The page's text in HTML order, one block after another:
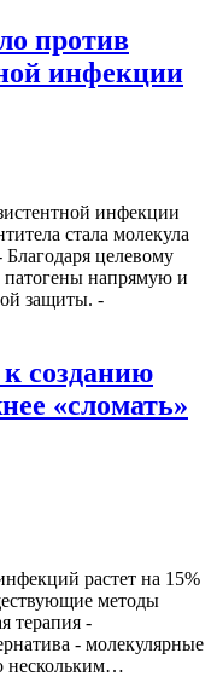
против
инфекции
инфекции
стала молекула
целевому
патогены напрямую и
защиты. -
созданию
«сломать»
растет на 15%
методы
терапия -
- молекулярные
нескольким…